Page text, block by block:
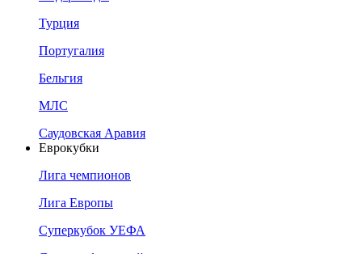
Турция
Португалия
Бельгия
МЛС
Саудовская Аравия
Еврокубки
Лига чемпионов
Лига Европы
Суперкубок УЕФА